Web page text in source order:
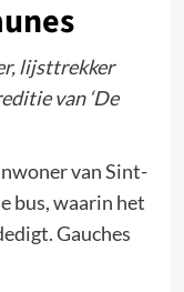
lijsttrekker
van ‘De
van Sint-
bus, waarin het
Gauches